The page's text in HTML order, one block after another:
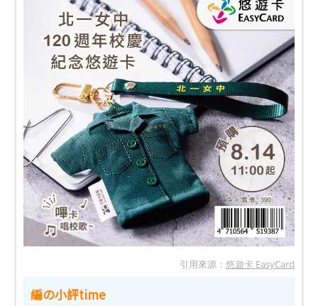
引用來源： 悠遊卡 EasyCard
編の小評time